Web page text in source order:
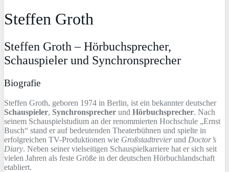
Steffen Groth
Steffen Groth – Hörbuchsprecher,
Schauspieler und Synchronsprecher
Biografie
Steffen Groth, geboren 1974 in Berlin, ist ein bekannter deutscher
Schauspieler, Synchronsprecher und Hörbuchsprecher. Nach
seinem Schauspielstudium an der renommierten Hochschule „Ernst
Busch“ stand er auf bedeutenden Theaterbühnen und spielte in
erfolgreichen TV-Produktionen wie Großstadtrevierund Doctor’s
Diary. Neben seiner vielseitigen Schauspielkarriere hat er sich seit
vielen Jahren als feste Größe in der deutschen Hörbuchlandschaft
etabliert.